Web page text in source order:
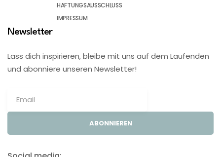
HAFTUNGSAUSSCHLUSS
IMPRESSUM
Newsletter
Lass dich inspirieren, bleibe mit uns auf dem Laufenden
und abonniere unseren Newsletter!
ABONNIEREN